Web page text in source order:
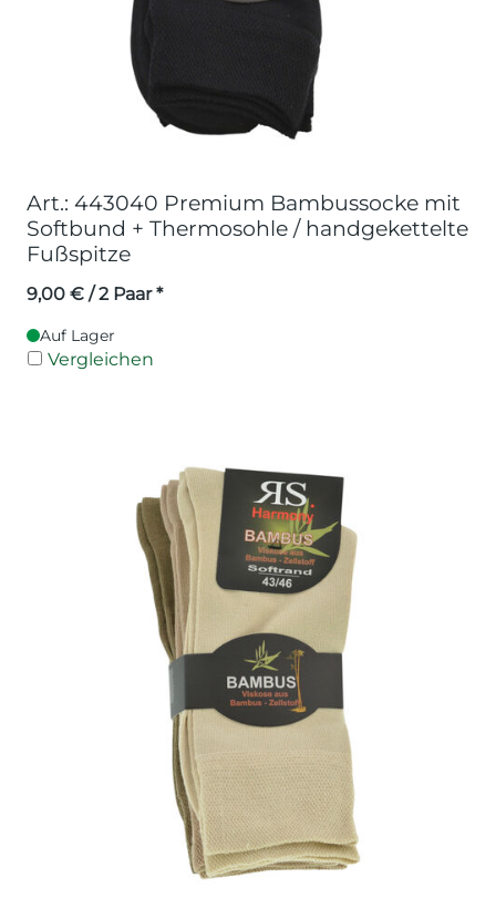
Art.: 443040 Premium Bambussocke mit
Softbund + Thermosohle / handgekettelte
Fußspitze
9,00 € / 2 Paar *
Auf Lager
Vergleichen